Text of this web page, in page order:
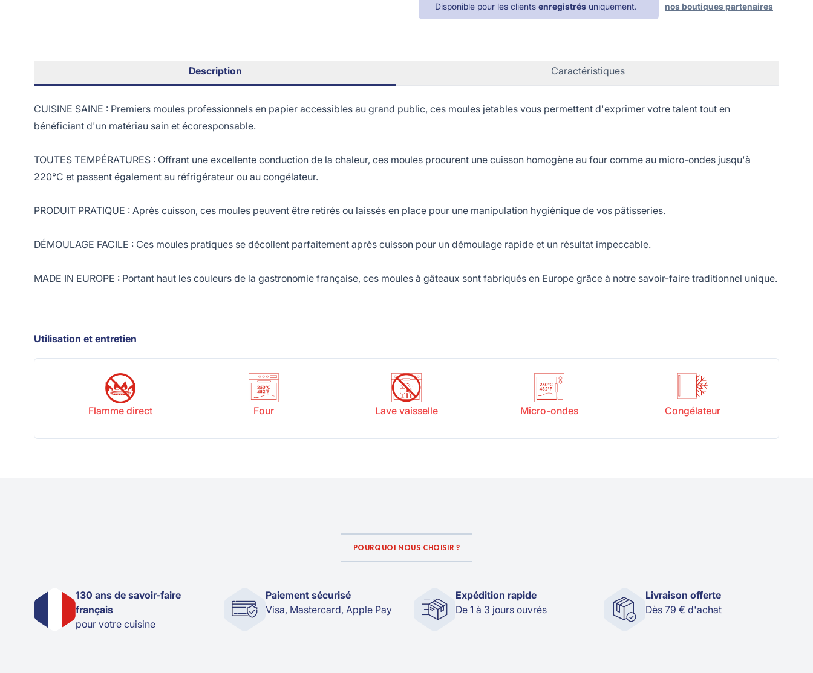
Disponible pour les clients enregistrés uniquement.
nos boutiques partenaires
Description Caractéristiques
CUISINE SAINE : Premiers moules professionnels en papier accessibles au grand public, ces moules jetables vous permettent d'exprimer votre talent tout en
bénéficiant d'un matériau sain et écoresponsable.
TOUTES TEMPÉRATURES : Offrant une excellente conduction de la chaleur, ces moules procurent une cuisson homogène au four comme au micro-ondes jusqu'à
220°C et passent également au réfrigérateur ou au congélateur.
PRODUIT PRATIQUE : Après cuisson, ces moules peuvent être retirés ou laissés en place pour une manipulation hygiénique de vos pâtisseries.
DÉMOULAGE FACILE : Ces moules pratiques se décollent parfaitement après cuisson pour un démoulage rapide et un résultat impeccable.
MADE IN EUROPE : Portant haut les couleurs de la gastronomie française, ces moules à gâteaux sont fabriqués en Europe grâce à notre savoir-faire traditionnel unique.
Utilisation et entretien
Flamme direct Four Lave vaisselle Micro-ondes Congélateur
POURQUOI NOUS CHOISIR ?
130 ans de savoir-faire
français
pour votre cuisine
Paiement sécurisé
Visa, Mastercard, Apple Pay
Expédition rapide
De 1 à 3 jours ouvrés
Livraison offerte
Dès 79 € d'achat